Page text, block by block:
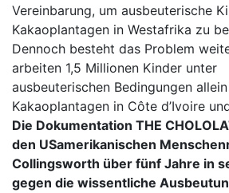
Vereinbarung, um ausbeuterische
Kakaoplantagen in Westafrika zu
Dennoch besteht das Problem
arbeiten 1,5 Millionen Kinder unter
ausbeuterischen Bedingungen
Kakaoplantagen in Côte d’Ivoire
Die Dokumentation THE
den USamerikanischen
Collingsworth über fünf Jahre in
gegen die wissentliche